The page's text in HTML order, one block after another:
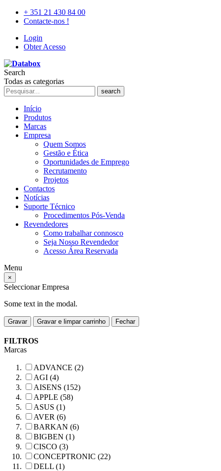
+ 351 21 430 84 00
Contacte-nos !
Login
Obter Acesso
Search
Todas as categorias
search
Início
Produtos
Marcas
Empresa
Quem Somos
Gestão e Ética
Oportunidades de Emprego
Recrutamento
Projetos
Contactos
Notícias
Suporte Técnico
Procedimentos Pós-Venda
Revendedores
Como trabalhar connosco
Seja Nosso Revendedor
Acesso Área Reservada
Menu
×
Seleccionar Empresa
Some text in the modal.
Gravar Gravar e limpar carrinho Fechar
FILTROS
Marcas
ADVANCE (2)
AGI (4)
AISENS (152)
APPLE (58)
ASUS (1)
AVER (6)
BARKAN (6)
BIGBEN (1)
CISCO (3)
CONCEPTRONIC (22)
DELL (1)